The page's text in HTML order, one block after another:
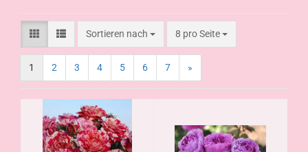
Sortieren nach 8 pro Seite
1 2 3 4 5 6 7 »